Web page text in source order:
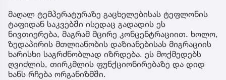
მაღალ ტემპერატურაზე გაცხელებისას ტეფლონის
ტაფიდან საკვებში ისედაც გადადის ეს
ნივთიერება, მაგრამ მცირე კონცენტრაციით. ხოლო,
ზედაპირის მთლიანობის დაზიანებისას მიგრაციის
ხარისხი საგრძნობლად იზრდება. ეს მოქმედებს
ღვიძლის, თირკმლის ფუნქციონირებაზე და დიდ
ხანს რჩება ორგანიზმში.